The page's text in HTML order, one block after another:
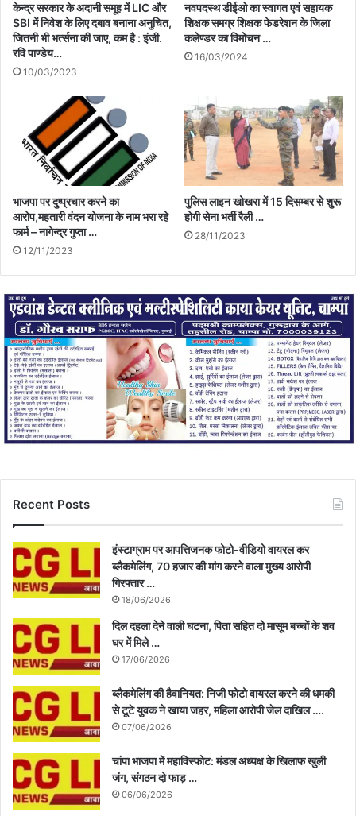
केन्द्र सरकार के अदानी समूह में LIC और
SBI में निवेश के लिए दबाव बनाना अनुचित,
जितनी भी भर्त्सना की जाए, कम है : इंजी.
रवि पाण्डेय…
10/03/2023
नवपदस्थ डीईओ का स्वागत एवं सहायक
शिक्षक समग्र शिक्षक फेडरेशन के जिला
कलेण्डर का विमोचन …
16/03/2024
भाजपा पर दुष्प्रचार करने का
आरोप,महतारी वंदन योजना के नाम भरा रहे
फार्म – नागेन्द्र गुप्ता …
12/11/2023
पुलिस लाइन खोखरा में 15 दिसम्बर से शुरू
होगी सेना भर्ती रैली …
28/11/2023
Recent Posts
इंस्टाग्राम पर आपत्तिजनक फोटो-वीडियो वायरल कर
ब्लैकमेलिंग, 70 हजार की मांग करने वाला मुख्य आरोपी
गिरफ्तार …
18/06/2026
दिल दहला देने वाली घटना, पिता सहित दो मासूम बच्चों के शव
घर में मिले …
17/06/2026
ब्लैकमेलिंग की हैवानियत: निजी फोटो वायरल करने की धमकी
से टूटे युवक ने खाया जहर, महिला आरोपी जेल दाखिल ….
07/06/2026
चांपा भाजपा में महाविस्फोट: मंडल अध्यक्ष के खिलाफ खुली
जंग, संगठन दो फाड़ …
06/06/2026